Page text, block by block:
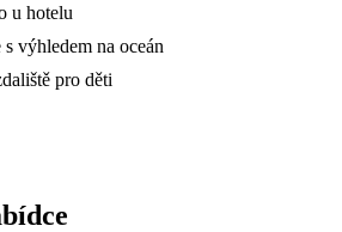
u hotelu
výhledem na oceán
pro děti